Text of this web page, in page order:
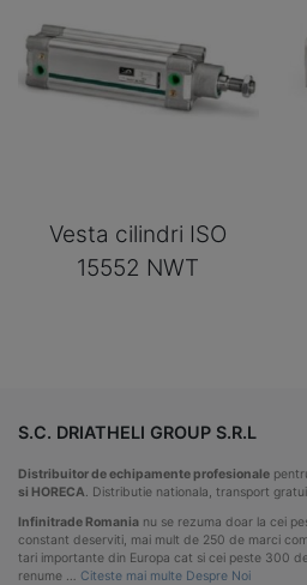
Vesta cilindri ISO
15552 NWT
S.C. DRIATHELI GROUP S.R.L
Distribuitor de echipamente profesionale
si HORECA. Distributie nationala, transport
Infinitrade Romania nu se rezuma doar la cei
constant deserviti, mai mult de 250 de marci
tari importante din Europa cat si cei peste 300
renume … Citeste mai multe Despre Noi